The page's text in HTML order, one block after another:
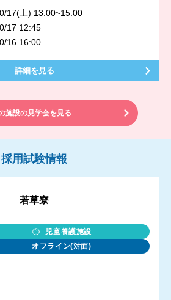
17(土) 13:00~15:00
17 12:45
16 16:00
詳細を見る
施設の見学会を見る
採用試験情報
若草寮
児童養護施設
オフライン(対面)